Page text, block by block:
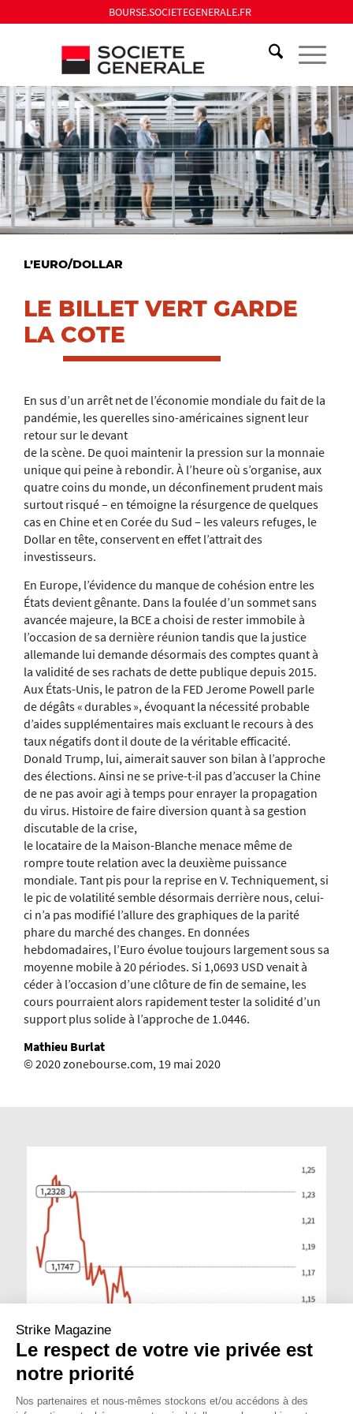
BOURSE.SOCIETEGENERALE.FR
L’EURO/DOLLAR
LE BILLET VERT GARDE
LA COTE
En sus d’un arrêt net de l’économie mondiale du fait de la
pandémie, les querelles sino-américaines signent leur
retour sur le devant
de la scène. De quoi maintenir la pression sur la monnaie
unique qui peine à rebondir. À l’heure où s’organise, aux
quatre coins du monde, un déconfinement prudent mais
surtout risqué – en témoigne la résurgence de quelques
cas en Chine et en Corée du Sud – les valeurs refuges, le
Dollar en tête, conservent en effet l’attrait des
investisseurs.
En Europe, l’évidence du manque de cohésion entre les
États devient gênante. Dans la foulée d’un sommet sans
avancée majeure, la BCE a choisi de rester immobile à
l’occasion de sa dernière réunion tandis que la justice
allemande lui demande désormais des comptes quant à
la validité de ses rachats de dette publique depuis 2015.
Aux États-Unis, le patron de la FED Jerome Powell parle
de dégâts « durables », évoquant la nécessité probable
d’aides supplémentaires mais excluant le recours à des
taux négatifs dont il doute de la véritable efficacité.
Donald Trump, lui, aimerait sauver son bilan à l’approche
des élections. Ainsi ne se prive-t-il pas d’accuser la Chine
de ne pas avoir agi à temps pour enrayer la propagation
du virus. Histoire de faire diversion quant à sa gestion
discutable de la crise,
le locataire de la Maison-Blanche menace même de
rompre toute relation avec la deuxième puissance
mondiale. Tant pis pour la reprise en V. Techniquement, si
le pic de volatilité semble désormais derrière nous, celui-
ci n’a pas modifié l’allure des graphiques de la parité
phare du marché des changes. En données
hebdomadaires, l’Euro évolue toujours largement sous sa
moyenne mobile à 20 périodes. Si 1,0693 USD venait à
céder à l’occasion d’une clôture de fin de semaine, les
cours pourraient alors rapidement tester la solidité d’un
support plus solide à l’approche de 1.0446.
Mathieu Burlat
© 2020 zonebourse.com, 19 mai 2020
Strike Magazine
Le respect de votre vie privée est
notre priorité
Nos partenaires et nous-mêmes stockons et/ou accédons à des